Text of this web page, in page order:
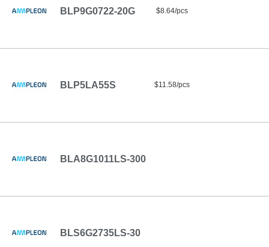
BLP9G0722-20G $8.64/pcs
BLP5LA55S $11.58/pcs
BLA8G1011LS-300
BLS6G2735LS-30